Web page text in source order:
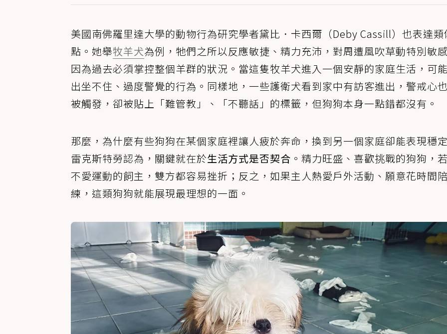
美國南佛羅里達大學的動物行為研究學者黛比．卡西爾（Deby Cassill）也表達類
點。她舉牧羊犬為例，牠們之所以反應敏捷、精力充沛，對周遭風吹草動特別敏
因為過去必須掌控整個羊群的狀況。當這隻牧羊犬進入一個安靜的家庭生活，可
出坐不住、過度警覺的行為。同樣地，一些護衛犬看到家中有訪客進出，警戒心
被觸發，卻被貼上「難管教」、「不聽話」的標籤，但狗狗本身一點錯都沒有。
那麼，為什麼有些狗狗在某個家庭裡讓人疲於奔命，換到另一個家庭卻能表現穩
雷克斯特勞認為，關鍵就在於生活方式是否契合 。精力旺盛、喜歡挑戰的狗狗，
不愛運動的飼主，雙方都容易挫折；反之，如果主人熱愛戶外活動、願意花時間
練，這類狗狗就能展現最理想的一面。